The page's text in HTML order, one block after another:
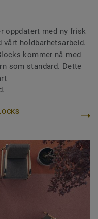
oppdatert med ny frisk
holdbarhetsarbeid.
kommer nå med
som standard. Dette